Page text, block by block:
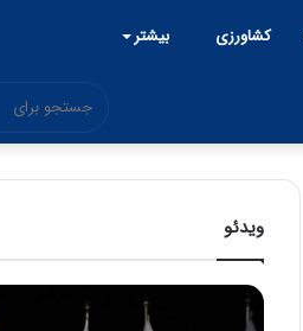
کشاورزی بیشتر
ویدئو
ح